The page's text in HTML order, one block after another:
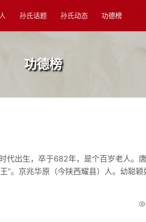
孙氏话题 孙氏动态 功德榜
功德榜
代出生，卒于682年，是个百岁老人。
”。京兆华原（今陕西耀县）人。幼聪颖